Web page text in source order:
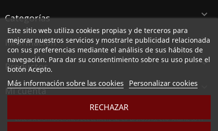
Categorías keyboard_arrow_down
Información keyboard_arrow_down
Productos keyboard_arrow_down
Mi cuenta
Este sitio web utiliza cookies propias y de terceros para
mejorar nuestros servicios y mostrarle publicidad relacionada
con sus preferencias mediante el análisis de sus hábitos de
navegación. Para dar su consentimiento sobre su uso pulse el
botón Acepto.
Más información sobre las cookies Personalizar cookies
RECHAZAR
LUBESPA DISTRIBUCIONES DEL LEVANTE SL, CIF B73789513, Ctra. Alicante 38 PI